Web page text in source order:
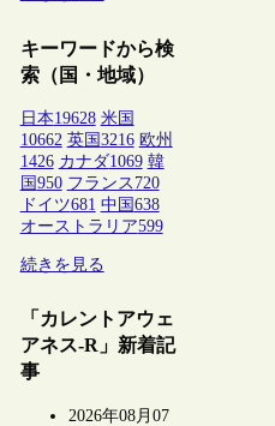
キーワードから検
索（国・地域）
日本19628 米国
10662 英国 3216 欧州
1426 カナダ1069 韓
国 950 フランス 720
ドイツ681 中国 638
オーストラリア599
続きを見る
「カレントアウェ
アネス-R」新着記
事
2026年08月07